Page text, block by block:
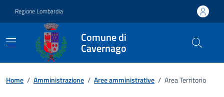
Regione Lombardia
Comune di
Cavernago
Home / Amministrazione / Aree amministrative / Area Territorio